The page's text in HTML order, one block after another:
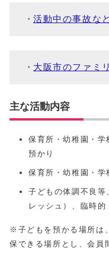
活動中の事故な
大阪市のファミ
主な活動内容
保育所・幼稚園・
預かり
保育所・幼稚園・学
子どもの体調不良等
レッシュ）、臨時
※子どもを預かる場所は
保できる場所とし、会員